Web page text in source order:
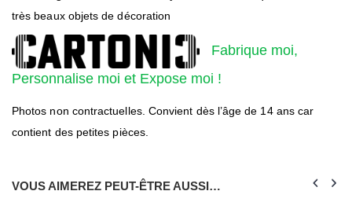
très beaux objets de décoration
Fabrique moi,
Personnalise moi et Expose moi !
Photos non contractuelles. Convient dès l’âge de 14 ans car
contient des petites pièces.
VOUS AIMEREZ PEUT-ÊTRE AUSSI…